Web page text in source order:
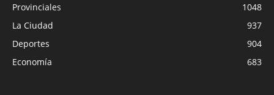
Provinciales
1048
La Ciudad
937
Deportes
904
Economía
683